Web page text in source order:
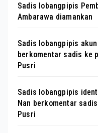
Sadis lobangpipis
Ambarawa diamankan
Sadis lobangpipis
berkomentar sadis ke
Pusri
Sadis lobangpipis
Nan berkomentar
Pusri